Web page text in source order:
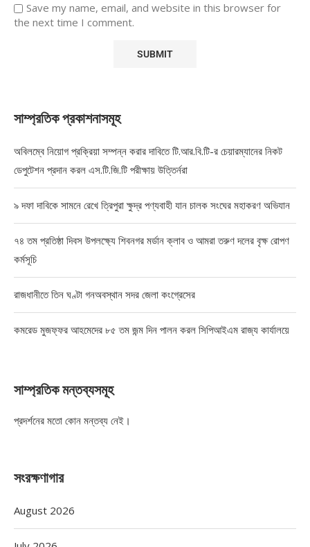
Save my name, email, and website in this browser for
the next time I comment.
সাম্প্রতিক প্রকাশনাসমূহ
অবিলম্বে নিয়োগ প্রক্রিয়া সম্পন্ন করার দাবিতে টি.আর.বি.টি-র চেয়ারম্যানের নিকট
ডেপুটেশন প্রদান করল এস.টি.জি.টি পরীক্ষায় উত্তির্নরা
৯ দফা দাবিকে সামনে রেখে ত্রিপুরা ক্ষুদ্র পণ্যবাহী যান চালক সংঘের মহাকরণ অভিযান
৭৪ তম প্রতিষ্ঠা দিবস উপলক্ষ্যে শিবনগর মর্ডান ক্লাব ও আমরা তরুণ দলের বৃক্ষ রোপণ
কর্মসূচি
রাজধানীতে তিন ঘণ্টা গনঅবস্থান সদর জেলা কংগ্রেসের
কমরেড মুজফ্ফর আহমেদের ৮৫ তম জন্ম দিন পালন করল সিপিআইএম রাজ্য কার্যালয়ে
সাম্প্রতিক মন্তব্যসমূহ
প্রদর্শনের মতো কোন মন্তব্য নেই।
সংরক্ষণাগার
August 2026